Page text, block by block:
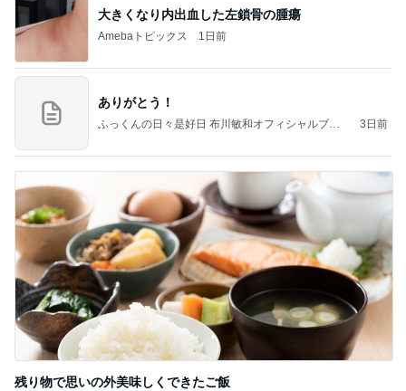
大きくなり内出血した左鎖骨の腫瘍
Amebaトピックス 1日前
ありがとう！
ふっくんの日々是好日 布川敏和オフィシャルブロ
3日前
残り物で思いの外美味しくできたご飯